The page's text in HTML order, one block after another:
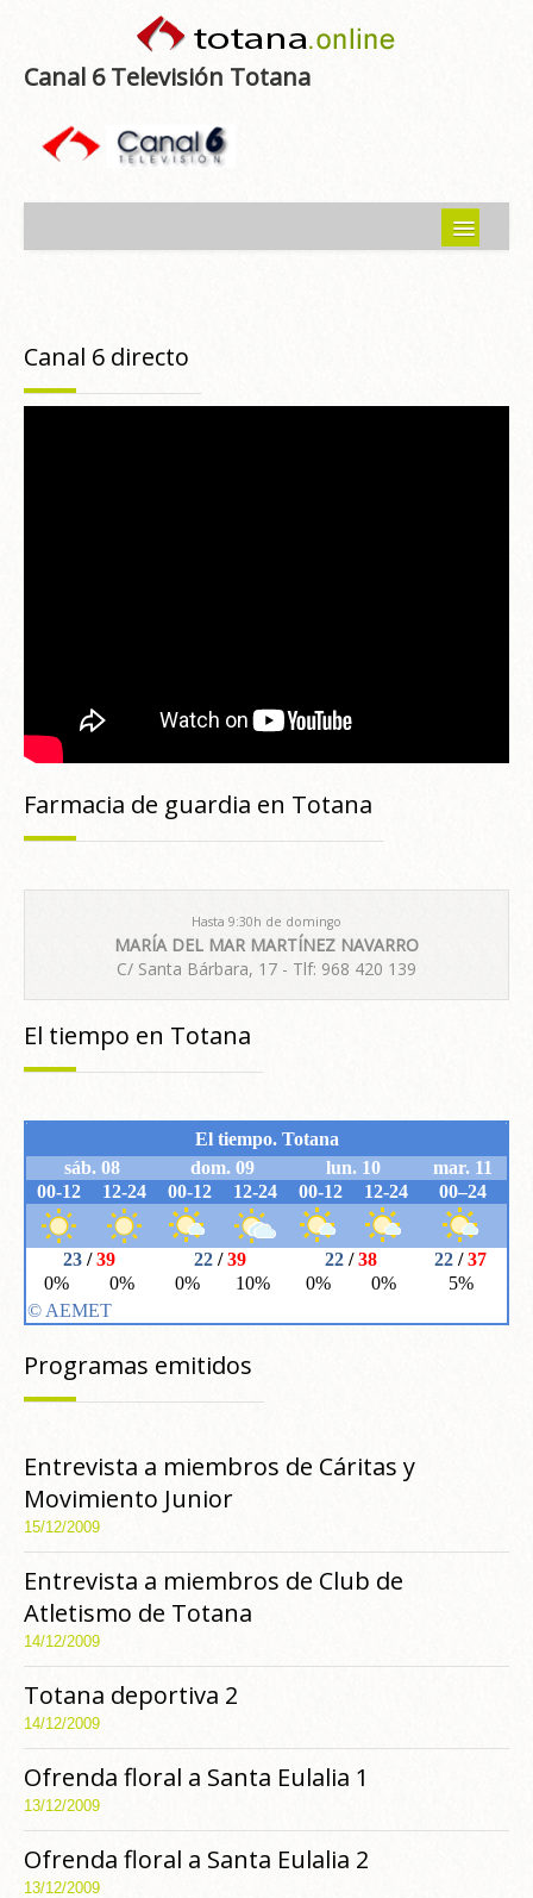
Canal 6 Televisión Totana
Programas emitidos
Programas emitidos
Entrevista a miembros de Cáritas y
Movimiento Junior
15/12/2009
Entrevista a miembros de Club de
Atletismo de Totana
14/12/2009
Totana deportiva 2
14/12/2009
Ofrenda floral a Santa Eulalia 1
13/12/2009
Ofrenda floral a Santa Eulalia 2
13/12/2009
Canal 6 directo
Farmacia de guardia en Totana
Hasta 9:30h de domingo
MARÍA DEL MAR MARTÍNEZ NAVARRO
C/ Santa Bárbara, 17 - Tlf: 968 420 139
El tiempo en Totana